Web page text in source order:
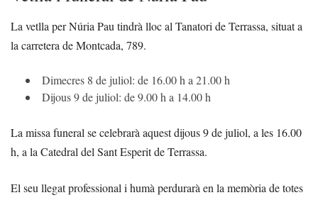
La vetlla per Núria Pau tindrà lloc al Tanatori de Terrassa, situat a
la carretera de Montcada, 789.
Dimecres 8 de juliol: de 16.00 h a 21.00 h
Dijous 9 de juliol: de 9.00 h a 14.00 h
La missa funeral se celebrarà aquest dijous 9 de juliol, a les 16.00
h, a la Catedral del Sant Esperit de Terrassa.
El seu llegat professional i humà perdurarà en la memòria de totes